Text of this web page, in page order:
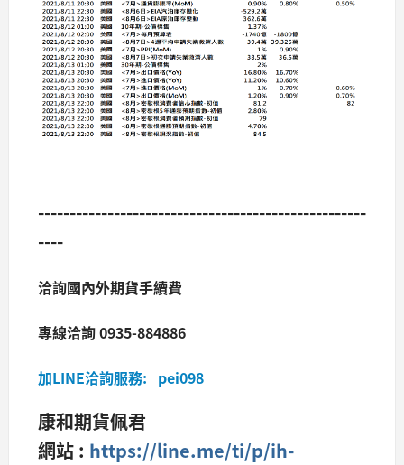
----------------------------------------------------
----
洽詢國內外期貨手續費
專線洽詢 0935-884886
加LINE洽詢服務: pei098
康和期貨佩君
網站 : https://line.me/ti/p/ih-